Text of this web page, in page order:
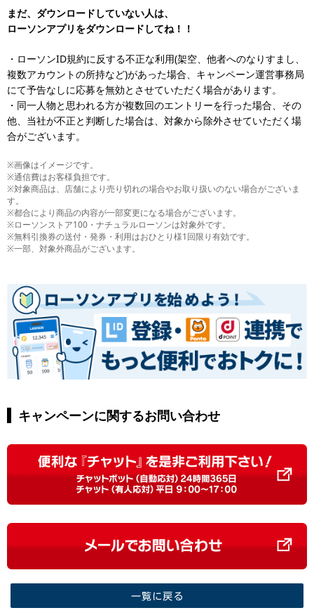
まだ、ダウンロードしていない人は、
ローソンアプリをダウンロードしてね！！
・ローソンID規約に反する不正な利用(架空、他者へのなりすまし、
複数アカウントの所持など)があった場合、キャンペーン運営事務局
にて予告なしに応募を無効とさせていただく場合があります。
・同一人物と思われる方が複数回のエントリーを行った場合、その
他、当社が不正と判断した場合は、対象から除外させていただく場
合がございます。
※画像はイメージです。
※通信費はお客様負担です。
※対象商品は、店舗により売り切れの場合やお取り扱いのない場合がございま
す。
※都合により商品の内容が一部変更になる場合がございます。
※ローソンストア100・ナチュラルローソンは対象外です。
※無料引換券の送付・発券・利用はおひとり様1回限り有効です。
※一部、対象外商品がございます。
キャンペーンに関するお問い合わせ